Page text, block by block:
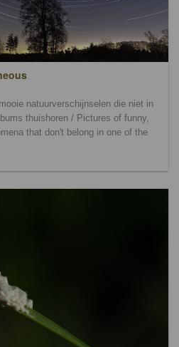
natuurverschijnselen die niet in
thuishoren / Pictures of funny,
that don't belong in one of the